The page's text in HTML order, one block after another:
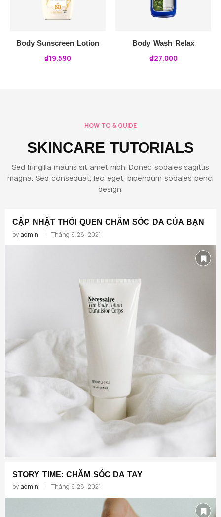
Body Sunscreen Lotion
₫19.590
Body Wash Relax
₫27.000
HOW TO & GUIDE
SKINCARE TUTORIALS
Sed fringilla mauris sit amet nibh. Donec sodales sagittis
magna. Sed consequat, leo eget, bibendum sodales penci
design.
CẬP NHẬT THÓI QUEN CHĂM SÓC DA CỦA BẠN
by admin Tháng 9 28, 2021
STORY TIME: CHĂM SÓC DA TAY
by admin Tháng 9 28, 2021